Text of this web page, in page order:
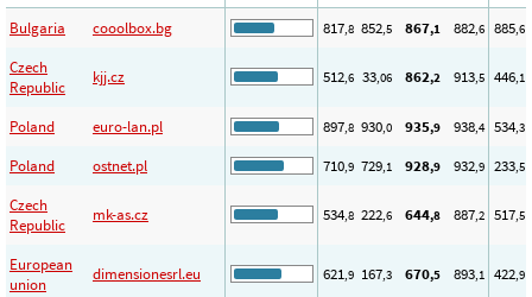
Bulgaria cooolbox.bg 817,8 852,5 867,1 882,6 885,6
Czech
Republic
kjj.cz 512,6 33,06 862,2 913,5 446,1
Poland euro-lan.pl 897,8 930,0 935,9 938,4 534,3
Poland ostnet.pl 710,9 729,1 928,9 932,9 233,5
Czech
Republic
mk-as.cz 534,8 222,6 644,8 887,2 517,5
European
union
dimensionesrl.eu 621,9 167,3 670,5 893,1 422,9